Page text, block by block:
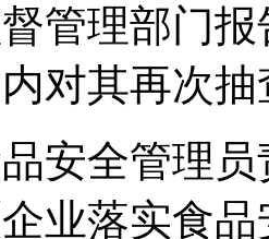
管理部门
对其再次
安全管理
业落实食